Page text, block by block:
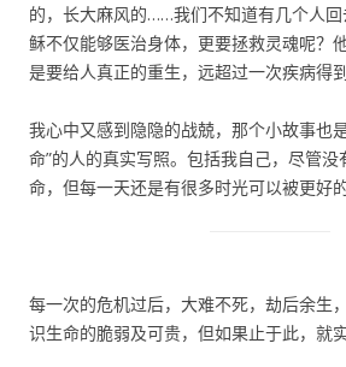
的，长大麻风的……我们不知道有几个人
稣不仅能够医治身体，更要拯救灵魂呢？
是要给人真正的重生，远超过一次疾病得到
我心中又感到隐隐的战兢，那个小故事也
命”的人的真实写照。包括我自己，尽管
命，但每一天还是有很多时光可以被更好的
每一次的危机过后，大难不死，劫后余生
识生命的脆弱及可贵，但如果止于此，就实